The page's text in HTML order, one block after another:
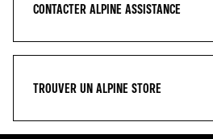
CONTACTER ALPINE ASSISTANCE
TROUVER UN ALPINE STORE